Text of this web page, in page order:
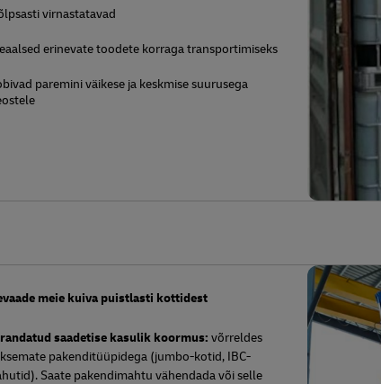
virnastatavad
erinevate toodete korraga transportimiseks
paremini väikese ja keskmise suurusega
meie kuiva puistlasti kottidest
saadetise kasulik koormus:võrreldes
pakenditüüpidega (jumbo-kotid, IBC-
Saate pakendimahtu vähendada või selle